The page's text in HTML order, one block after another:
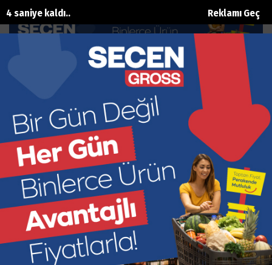
Reklamı Geç
3 saniye kaldı..
En sevdiği peygamberi açıkladı
Ana Sayfa Magazin